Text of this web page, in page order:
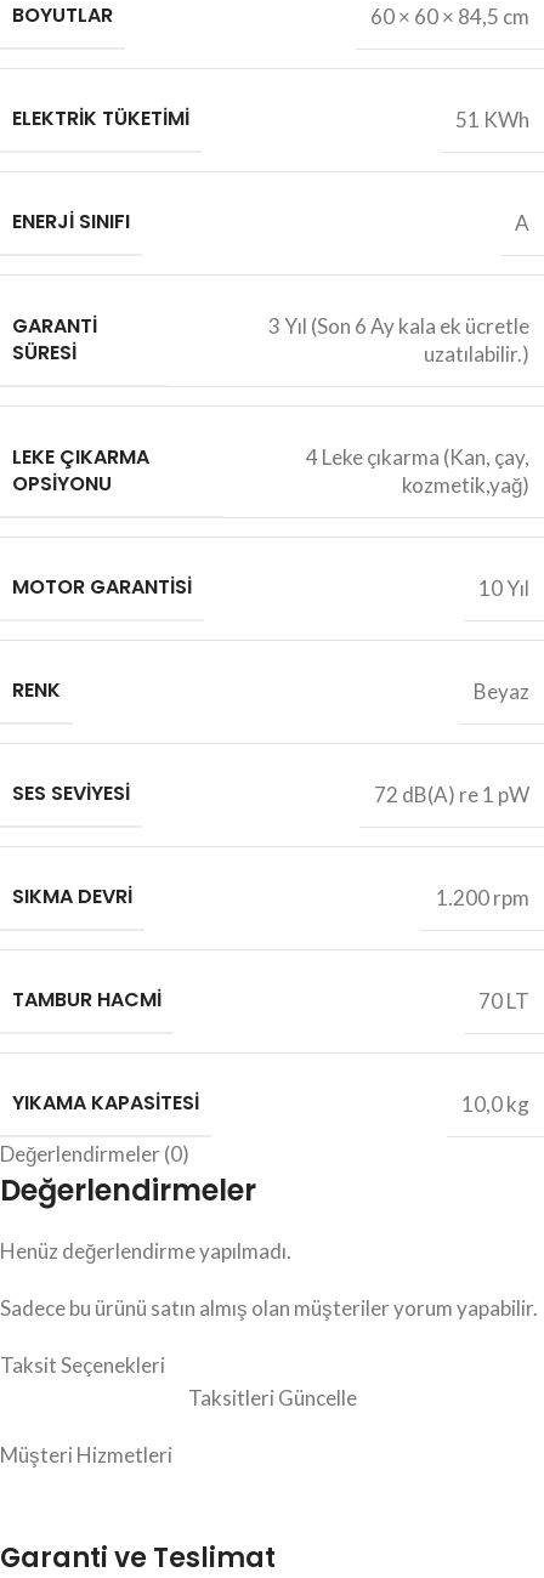
BOYUTLAR 60 × 60 × 84,5 cm
ELEKTRIK TÜKETIMI 51 KWh
ENERJI SINIFI A
GARANTI
SÜRESI
3 Yıl (Son 6 Ay kala ek ücretle
uzatılabilir.)
LEKE ÇIKARMA
OPSIYONU
4 Leke çıkarma (Kan, çay,
kozmetik,yağ)
MOTOR GARANTISI 10 Yıl
RENK Beyaz
SES SEVIYESI 72 dB(A) re 1 pW
SIKMA DEVRI 1.200 rpm
TAMBUR HACMI 70 LT
YIKAMA KAPASITESI
10,0 kg
Değerlendirmeler (0)
Değerlendirmeler
Henüz değerlendirme yapılmadı.
Sadece bu ürünü satın almış olan müşteriler yorum yapabilir.
Taksit Seçenekleri
Taksitleri Güncelle
Müşteri Hizmetleri
Garanti ve Teslimat